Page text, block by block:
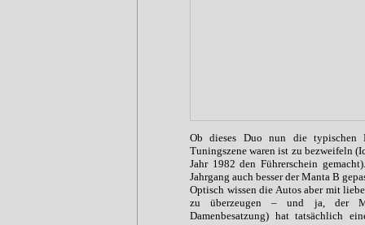
Ob dieses Duo nun die typischen
Tuningszene waren ist zu bezweifeln
Jahr 1982 den Führerschein
Jahrgang auch besser der Manta B
Optisch wissen die Autos aber mit
zu überzeugen – und ja, der
Damenbesatzung) hat tatsächlich